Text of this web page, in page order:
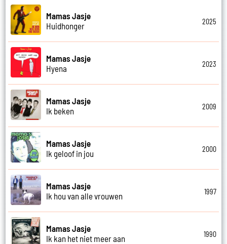
Mamas Jasje
Huidhonger
2025
Mamas Jasje
Hyena
2023
Mamas Jasje
Ik beken
2009
Mamas Jasje
Ik geloof in jou
2000
Mamas Jasje
Ik hou van alle vrouwen
1997
Mamas Jasje
Ik kan het niet meer aan
1990